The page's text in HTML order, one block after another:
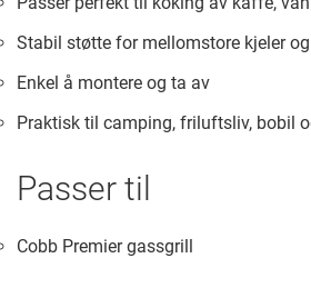
Stabil støtte for mellomstore kjeler
Enkel å montere og ta av
Praktisk til camping, friluftsliv, bobil
Passer til
Cobb Premier gassgrill